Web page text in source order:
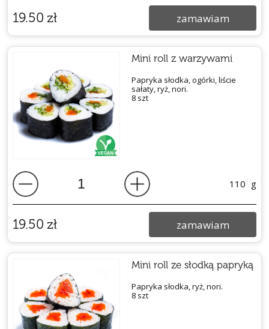
19.50 zł zamawiam
Mini roll z warzywami
Papryka słodka, ogórki, liście
sałaty, ryż, nori.
8 szt
110 g
19.50 zł zamawiam
Mini roll ze słodką papryką
Papryka słodka, ryż, nori.
8 szt